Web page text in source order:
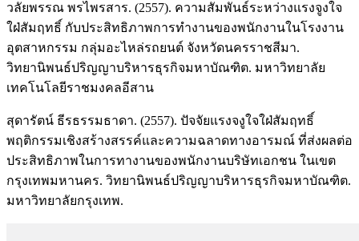
วลัยพรรณ พรไพรสาร. (2557). ความสัมพันธ์ระหว่างแรงจูงใจ
ใฝ่สัมฤทธิ์ กับประสิทธิภาพการทำงานของพนักงานในโรงงาน
อุตสาหกรรม กลุ่มอะไหล่รถยนต์ จังหวัดนครราชสีมา.
วิทยานิพนธ์ปริญญาบริหารธุรกิจมหาบัณฑิต. มหาวิทยาลัย
เทคโนโลยีราชมงคลอีสาน
สุดารัตน์ ธีรธรรมธาดา. (2557). ปัจจัยแรงจงูใจใฝ่สัมฤทธิ์
พฤติกรรมเชิงสร้างสรรค์และความฉลาดทางอารมณ์ ที่ส่งผลต่อ
ประสิทธิภาพในการทางานของพนักงานบริษัทเอกชน ในเขต
กรุงเทพมหานคร. วิทยานิพนธ์ปริญญาบริหารธุรกิจมหาบัณฑิต.
มหาวิทยาลัยกรุงเทพ.